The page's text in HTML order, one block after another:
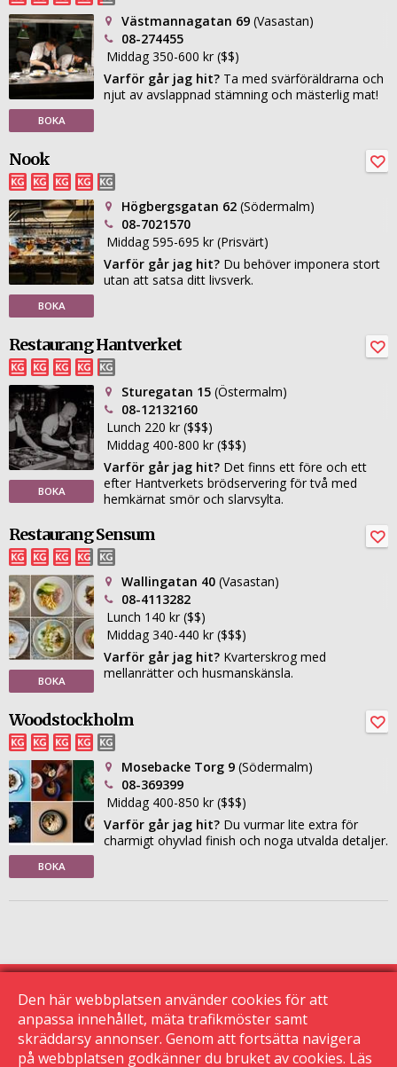
BOKA
Västmannagatan 69 (Vasastan)
08-274455
Middag 350-600 kr ($$)
Varför går jag hit? Ta med svärföräldrarna och
njut av avslappnad stämning och mästerlig mat!
Nook
BOKA
Högbergsgatan 62 (Södermalm)
08-7021570
Middag 595-695 kr (Prisvärt)
Varför går jag hit? Du behöver imponera stort
utan att satsa ditt livsverk.
Restaurang Hantverket
BOKA
Sturegatan 15 (Östermalm)
08-12132160
Lunch 220 kr ($$$)
Middag 400-800 kr ($$$)
Varför går jag hit? Det finns ett före och ett
efter Hantverkets brödservering för två med
hemkärnat smör och slarvsylta.
Restaurang Sensum
BOKA
Wallingatan 40 (Vasastan)
08-4113282
Lunch 140 kr ($$)
Middag 340-440 kr ($$$)
Varför går jag hit? Kvarterskrog med
mellanrätter och husmanskänsla.
Woodstockholm
BOKA
Mosebacke Torg 9 (Södermalm)
08-369399
Middag 400-850 kr ($$$)
Varför går jag hit? Du vurmar lite extra för
charmigt ohyvlad finish och noga utvalda detaljer.
© 2015 Krogguiden.se
113 24 Stockholm
Den här webbplatsen använder cookies för att
anpassa innehållet, mäta trafikmöster samt
skräddarsy annonser. Genom att fortsätta navigera
på webbplatsen godkänner du bruket av cookies. Läs